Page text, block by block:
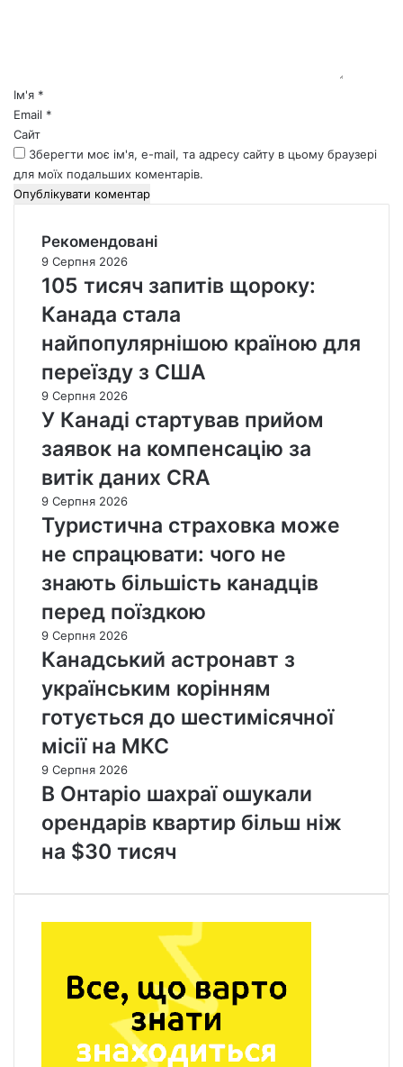
*
Ім'я *
Email *
Сайт
Зберегти моє ім'я, e-mail, та адресу сайту в цьому браузері
для моїх подальших коментарів.
Рекомендовані
9 Серпня 2026
105 тисяч запитів щороку:
Канада стала
найпопулярнішою країною для
переїзду з США
9 Серпня 2026
У Канаді стартував прийом
заявок на компенсацію за
витік даних CRA
9 Серпня 2026
Туристична страховка може
не спрацювати: чого не
знають більшість канадців
перед поїздкою
9 Серпня 2026
Канадський астронавт з
українським корінням
готується до шестимісячної
місії на МКС
9 Серпня 2026
В Онтаріо шахраї ошукали
орендарів квартир більш ніж
на $30 тисяч